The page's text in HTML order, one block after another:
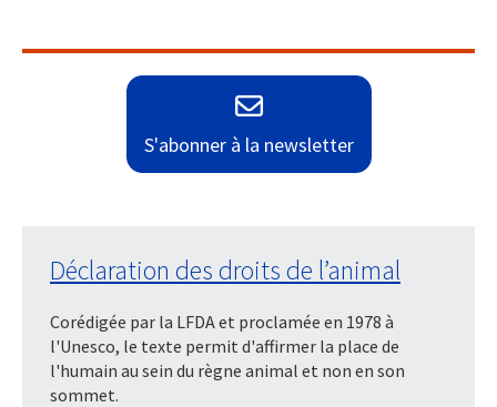
S'abonner à la newsletter
Déclaration des droits de l’animal
Corédigée par la LFDA et proclamée en 1978 à
l'Unesco, le texte permit d'affirmer la place de
l'humain au sein du règne animal et non en son
sommet.